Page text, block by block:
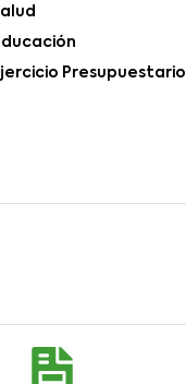
Presupuestario